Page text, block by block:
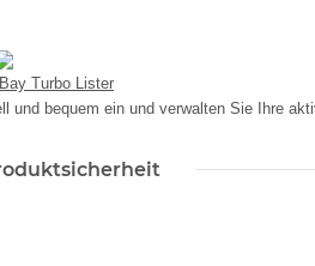
Turbo Lister
bequem ein und verwalten Sie Ihre